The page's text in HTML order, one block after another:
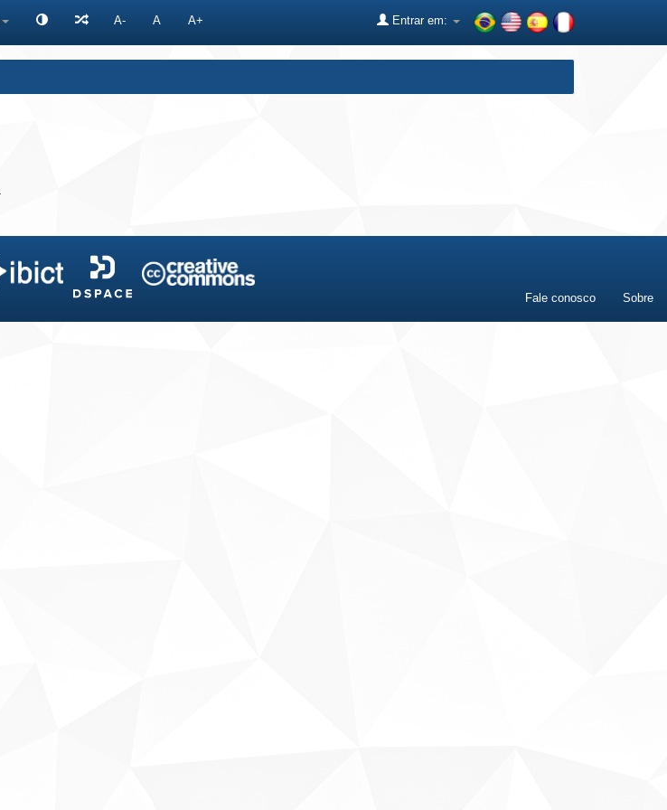
A- A A+ Entrar em:
Fale conosco Sobre